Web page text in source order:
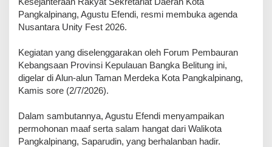
Pangkalpinang, Agustu Efendi, resmi membuka agenda
Nusantara Unity Fest 2026.
Kegiatan yang diselenggarakan oleh Forum Pembauran
Kebangsaan Provinsi Kepulauan Bangka Belitung ini,
digelar di Alun-alun Taman Merdeka Kota Pangkalpinang,
Kamis sore (2/7/2026).
‎Dalam sambutannya, Agustu Efendi menyampaikan
permohonan maaf serta salam hangat dari Walikota
Pangkalpinang, Saparudin, yang berhalanban hadir.